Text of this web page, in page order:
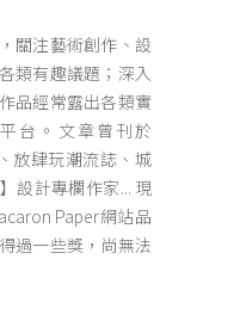
關注藝術創作、設
類有趣議題；深入
品經常露出各類實
台。文章曾刊於
放肆玩潮流誌、城
設計專欄作家... 現
Paper網站品
過一些獎，尚無法